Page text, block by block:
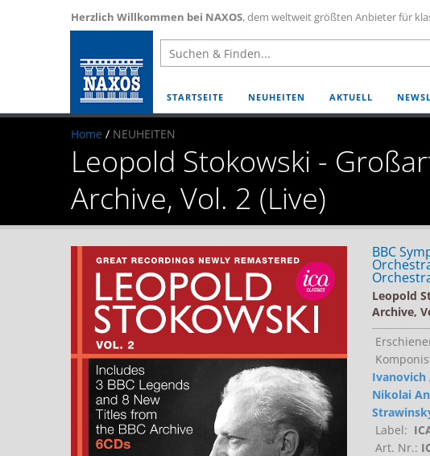
Herzlich Willkommen bei NAXOS, dem weltweit größten Anbieter für
STARTSEITE NEUHEITEN AKTUELL
Home / NEUHEITEN
Leopold Stokowski -
Archive, Vol. 2 (Live)
BBC
Leopold
Archive,
Ivanovich
Nikolai
Label:
Art. Nr.: